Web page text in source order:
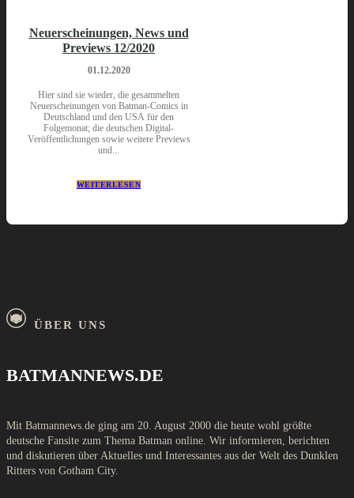
Neuerscheinungen, News und
Previews 12/2020
01.12.2020
Hier sind sie wieder, die gesammelten
Neuerscheinungen von Batman-Comics in
Deutschland und den USA für den
Folgemonat; die deutschen Digital-
Veröffentlichungen sowie weitere Previews
und...
WEITERLESEN
ÜBER UNS
BATMANNEWS.DE
Mit Batmannews.de ging am 20. August 2000 die heute wohl größte
deutsche Fansite zum Thema Batman online. Wir informieren, berichten
und diskutieren über Aktuelles und Interessantes aus der Welt des Dunklen
Ritters von Gotham City.